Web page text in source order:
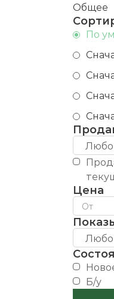
Общее
По
Продавец находится в
Цена
б/у